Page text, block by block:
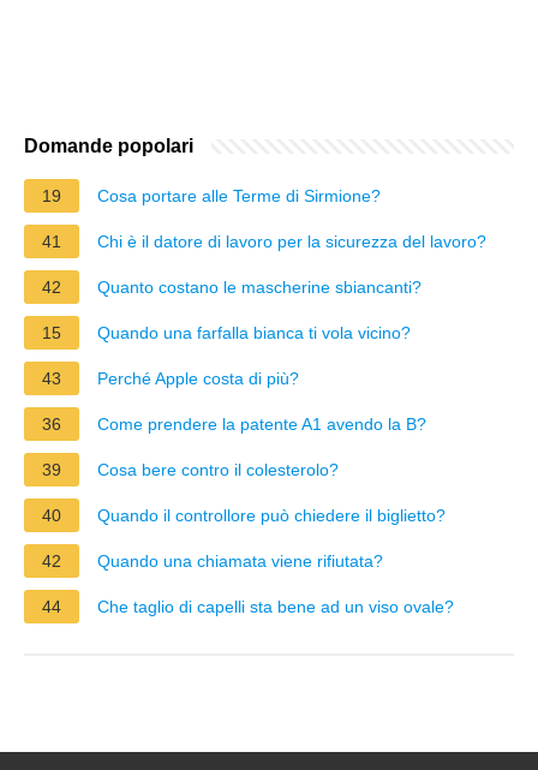
Domande popolari
19 Cosa portare alle Terme di Sirmione?
41 Chi è il datore di lavoro per la sicurezza del lavoro?
42 Quanto costano le mascherine sbiancanti?
15 Quando una farfalla bianca ti vola vicino?
43 Perché Apple costa di più?
36 Come prendere la patente A1 avendo la B?
39 Cosa bere contro il colesterolo?
40 Quando il controllore può chiedere il biglietto?
42 Quando una chiamata viene rifiutata?
44 Che taglio di capelli sta bene ad un viso ovale?